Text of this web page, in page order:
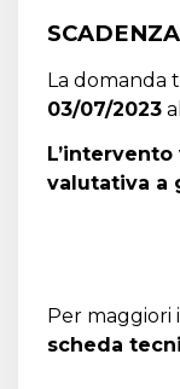
SCADENZA
La domanda
03/07/2023
valutativa a
Per maggiori
scheda